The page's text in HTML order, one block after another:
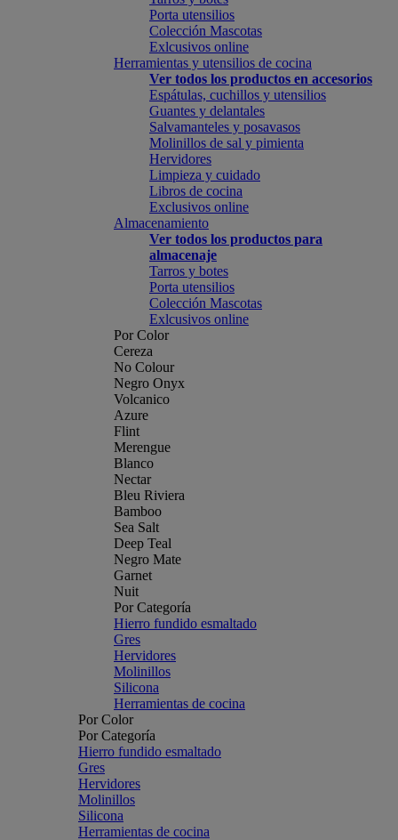
Porta utensilios
Colección Mascotas
Exlcusivos online
Herramientas y utensilios de cocina
Ver todos los productos en accesorios
Espátulas, cuchillos y utensilios
Guantes y delantales
Salvamanteles y posavasos
Molinillos de sal y pimienta
Hervidores
Limpieza y cuidado
Libros de cocina
Exclusivos online
Almacenamiento
Ver todos los productos para
almacenaje
Tarros y botes
Porta utensilios
Colección Mascotas
Exlcusivos online
Por Color
Cereza
No Colour
Negro Onyx
Volcanico
Azure
Flint
Merengue
Blanco
Nectar
Bleu Riviera
Bamboo
Sea Salt
Deep Teal
Negro Mate
Garnet
Nuit
Por Categoría
Hierro fundido esmaltado
Gres
Hervidores
Molinillos
Silicona
Herramientas de cocina
Por Color
Por Categoría
Hierro fundido esmaltado
Gres
Hervidores
Molinillos
Silicona
Herramientas de cocina